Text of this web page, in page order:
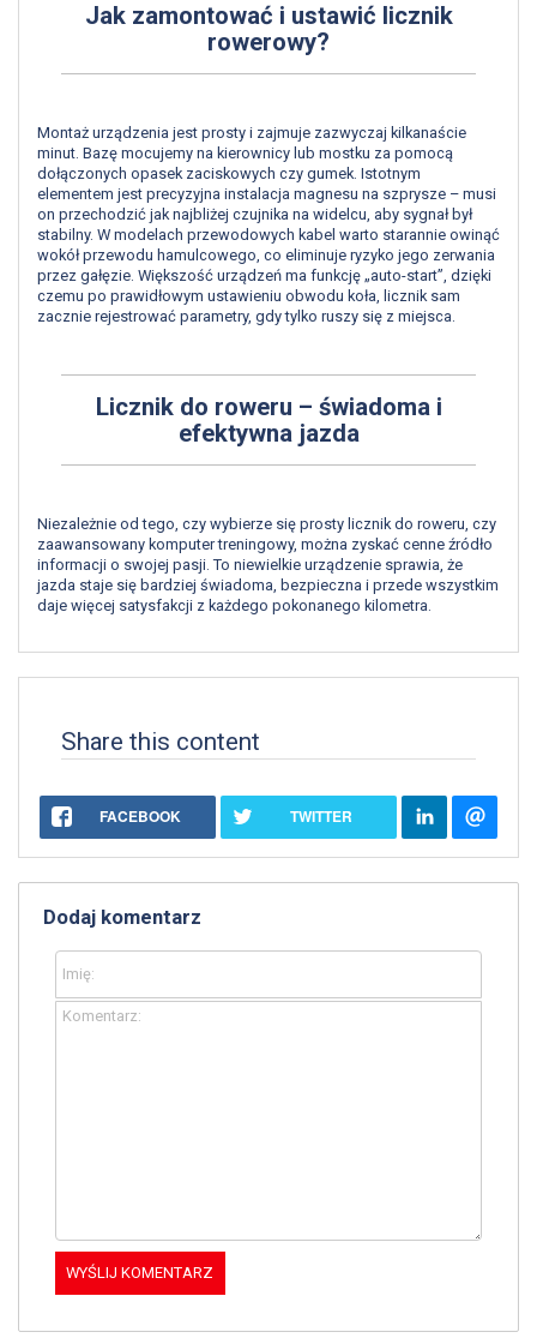
Jak zamontować i ustawić licznik
rowerowy?
Montaż urządzenia jest prosty i zajmuje zazwyczaj kilkanaście
minut. Bazę mocujemy na kierownicy lub mostku za pomocą
dołączonych opasek zaciskowych czy gumek. Istotnym
elementem jest precyzyjna instalacja magnesu na szprysze – musi
on przechodzić jak najbliżej czujnika na widelcu, aby sygnał był
stabilny. W modelach przewodowych kabel warto starannie owinąć
wokół przewodu hamulcowego, co eliminuje ryzyko jego zerwania
przez gałęzie. Większość urządzeń ma funkcję „auto-start”, dzięki
czemu po prawidłowym ustawieniu obwodu koła, licznik sam
zacznie rejestrować parametry, gdy tylko ruszy się z miejsca.
Licznik do roweru – świadoma i
efektywna jazda
Niezależnie od tego, czy wybierze się prosty licznik do roweru, czy
zaawansowany komputer treningowy, można zyskać cenne źródło
informacji o swojej pasji. To niewielkie urządzenie sprawia, że
jazda staje się bardziej świadoma, bezpieczna i przede wszystkim
daje więcej satysfakcji z każdego pokonanego kilometra.
Share this content
FACEBOOK TWITTER
Dodaj komentarz